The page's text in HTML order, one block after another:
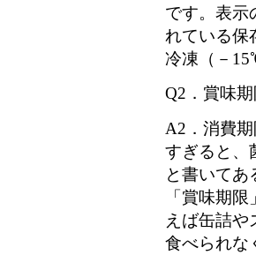
です。表示
れている保
冷凍（－ 15
Q2 ．賞味
A2 ．消費
すぎると、
と書いて
「賞味期
えば缶詰や
食べられな